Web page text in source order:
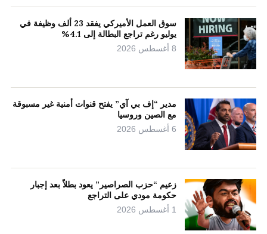
سوق العمل الأميركي يفقد 23 ألف وظيفة في
يوليو رغم تراجع البطالة إلى 4.1%
8 أغسطس 2026
مدير “إف بي آي” يفتح قنوات أمنية غير مسبوقة
مع الصين وروسيا
6 أغسطس 2026
زعيم “حزب الصراصير” يعود بطلاً بعد إجبار
حكومة مودي على التراجع
1 أغسطس 2026